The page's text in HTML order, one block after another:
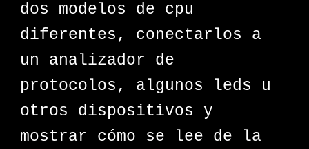
dos modelos de cpu
diferentes, conectarlos a
un analizador de
protocolos, algunos leds u
otros dispositivos y
mostrar cómo se lee de la